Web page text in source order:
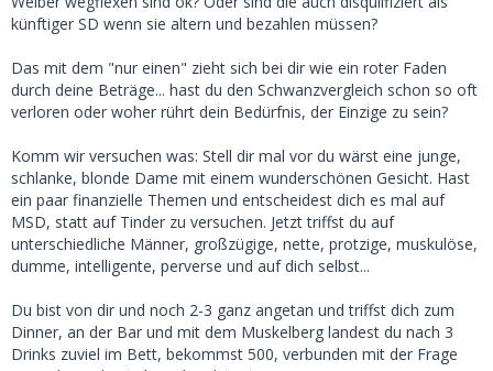
künftiger SD wenn sie altern und bezahlen müssen?
Das mit dem "nur einen" zieht sich bei dir wie ein roter Faden
durch deine Beträge... hast du den Schwanzvergleich schon so oft
verloren oder woher rührt dein Bedürfnis, der Einzige zu sein?
Komm wir versuchen was: Stell dir mal vor du wärst eine junge,
schlanke, blonde Dame mit einem wunderschönen Gesicht. Hast
ein paar finanzielle Themen und entscheidest dich es mal auf
MSD, statt auf Tinder zu versuchen. Jetzt triffst du auf
unterschiedliche Männer, großzügige, nette, protzige, muskulöse,
dumme, intelligente, perverse und auf dich selbst...
Du bist von dir und noch 2-3 ganz angetan und triffst dich zum
Dinner, an der Bar und mit dem Muskelberg landest du nach 3
Drinks zuviel im Bett, bekommst 500, verbunden mit der Frage